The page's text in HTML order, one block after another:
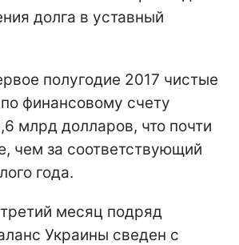
долга в уставный
полугодие 2017 чистые
финансовому счету
млрд долларов, что почти
чем за соответствующий
года.
третий месяц подряд
Украины сведен с